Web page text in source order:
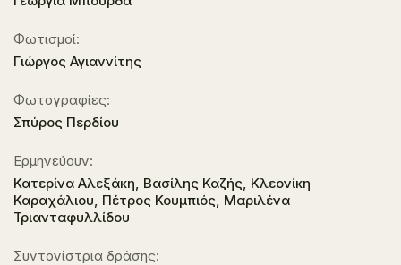
Φωτισμοί:
Γιώργος Αγιαννίτης
Φωτογραφίες:
Σπύρος Περδίου
Ερμηνεύουν:
Κατερίνα Αλεξάκη, Βασίλης Καζής, Κλεονίκη
Καραχάλιου, Πέτρος Κουμπιός, Μαριλένα
Τριανταφυλλίδου
Συντονίστρια δράσης: